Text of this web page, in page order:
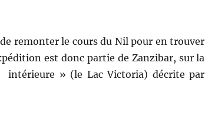
remonter le cours du Nil pour en trouver
est donc partie de Zanzibar, sur la
» (le Lac Victoria) décrite par